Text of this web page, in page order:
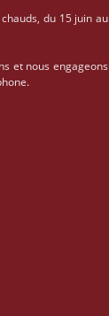
du 15 juin au
et nous engageons